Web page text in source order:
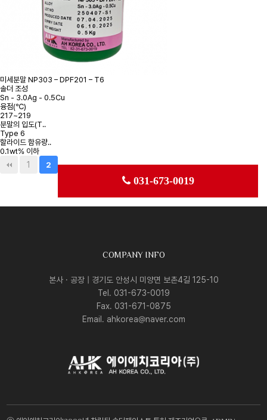
미세분말 NP303 – DPF201 – T6
솔더 조성
Sn - 3.0Ag - 0.5Cu
융점(℃)
217~219
분말의 입도(T..
Type 6
할라이드 함유량..
0.1wt% 이하
1 2
031-673-0019
COMPANY INFO
본사 · 공장 | 경기도 안성시 미양면 보촌4길 125-10
Tel. 031-673-0019
Fax. 031-671-0875
Email. ahkorea@naver.com